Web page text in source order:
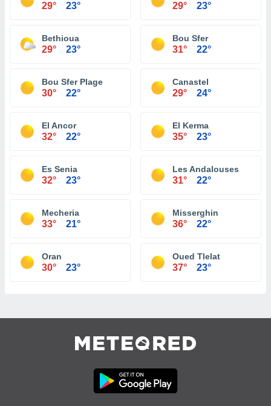
29° 23° 29° 23°
Bethioua
29° 23°
Bou Sfer
31° 22°
Bou Sfer Plage
30° 22°
Canastel
29° 24°
El Ancor
32° 22°
El Kerma
35° 23°
Es Senia
32° 23°
Les Andalouses
31° 22°
Mecheria
33° 21°
Misserghin
36° 22°
Oran
30° 23°
Oued Tlelat
37° 23°